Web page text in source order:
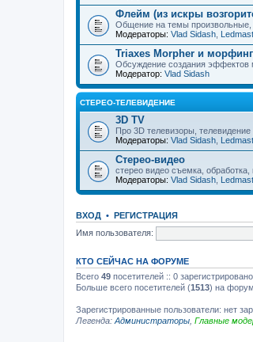
Флейм (из искры
Общение на темы произвольные,
Модераторы: Vlad Sidash
Triaxes Morpher и морфинг
Обсуждение создания
Модератор: Vlad Sidash
СТЕРЕО-ТЕЛЕВИДЕНИЕ
3D TV
Про 3D телевизоры, телевидение
Модераторы: Vlad Sidash
Стерео-видео
стерео видео съемка,
Модераторы: Vlad Sidash
ВХОД • РЕГИСТРАЦИЯ
Имя пользователя:
КТО СЕЙЧАС НА ФОРУМЕ
Всего 49 посетителей :: 0
Больше всего посетителей (1513) на
Зарегистрированные пользователи: нет
Легенда: Администраторы Главные